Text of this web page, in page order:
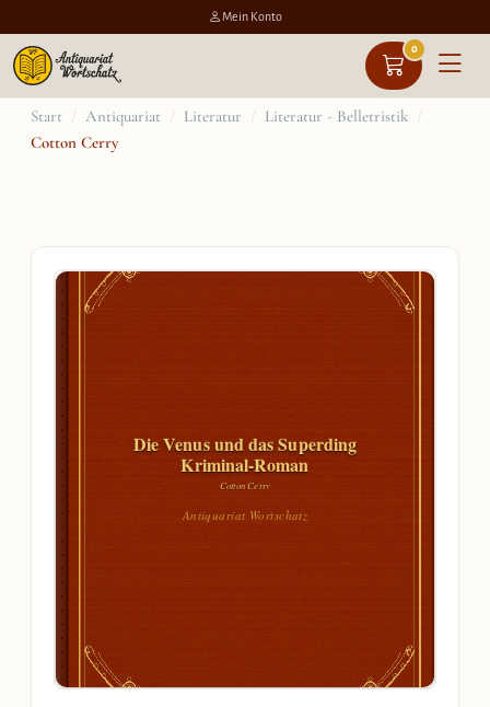
Mein Konto
0
Zum
Inhalt
Start / Antiquariat / Literatur / Literatur - Belletristik /
Cotton Cerry
Die Venus und das Superding
Kriminal-Roman
Cotton Cerry
Antiquariat Wortschatz